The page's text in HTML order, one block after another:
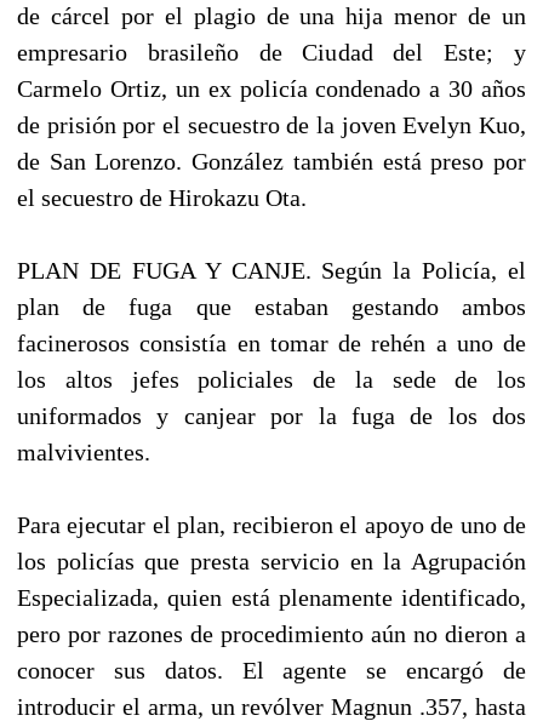
de cárcel por el plagio de una hija menor de un
empresario brasileño de Ciudad del Este; y
Carmelo Ortiz, un ex policía condenado a 30 años
de prisión por el secuestro de la joven Evelyn Kuo,
de San Lorenzo. González también está preso por
el secuestro de Hirokazu Ota.
PLAN DE FUGA Y CANJE. Según la Policía, el
plan de fuga que estaban gestando ambos
facinerosos consistía en tomar de rehén a uno de
los altos jefes policiales de la sede de los
uniformados y canjear por la fuga de los dos
malvivientes.
Para ejecutar el plan, recibieron el apoyo de uno de
los policías que presta servicio en la Agrupación
Especializada, quien está plenamente identificado,
pero por razones de procedimiento aún no dieron a
conocer sus datos. El agente se encargó de
introducir el arma, un revólver Magnun .357, hasta